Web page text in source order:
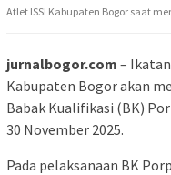
Atlet ISSI Kabupaten Bogor saat
jurnalbogor.com –
Kabupaten Bogor akan
Babak Kualifikasi (BK)
30 November 2025.
Pada pelaksanaan BK